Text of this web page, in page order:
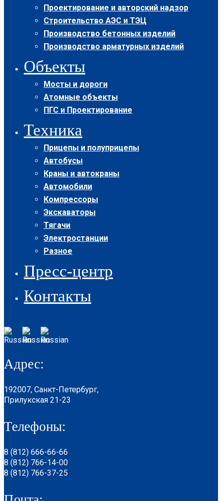
Проектирование и авторский надзор
Строительство АЭС и ТЭЦ
Производство бетонных изделий
Производство арматурных изделий
Объекты
Мосты и дороги
Атомные объекты
ПГС и Проектирование
Техника
Прицепы и полуприцепы
Автобусы
Краны и автокраны
Автомобили
Компрессоры
Экскаваторы
Тягачи
Электростанции
Разное
Пресс-центр
Контакты
Адрес:
192007, Санкт-Петербург,
Прилукская 21-23
Телефоны:
8 (812) 666-66-66
8 (812) 766-14-00
8 (812) 766-37-25